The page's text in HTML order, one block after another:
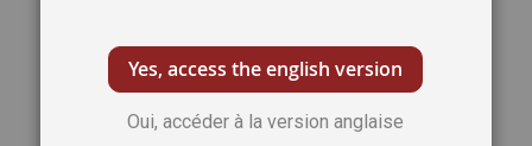
Yes, access the english version
Oui, accéder à la version anglaise